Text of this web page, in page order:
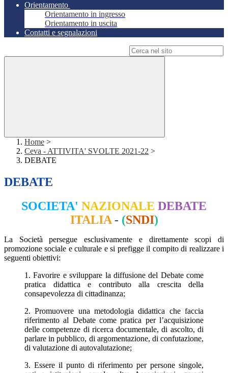
Orientamento
Orientamento in ingresso
Orientamento in uscita
Contatti e segnalazioni
Home >
Ceva - ATTIVITA' SVOLTE 2021-22 >
DEBATE
DEBATE
SOCIETA' NAZIONALE DEBATE
ITALIA - (SNDI)
La Società persegue esclusivamente e direttamente scopi di
promozione sociale e culturale e si prefigge il compito di realizzare i
seguenti obiettivi:
1. Favorire e sviluppare la diffusione del Debate come
pratica didattica e contributo alla crescita della
consapevolezza di cittadinanza;
2. Promuovere una metodologia didattica che faccia
riferimento al Debate come pratica per l’acquisizione
delle competenze di ricerca documentale, di ascolto, di
parlare in pubblico, di argomentazione, di confutazione,
di valutazione di autovalutazione;
3. Essere il punto di riferimento per persone singole,